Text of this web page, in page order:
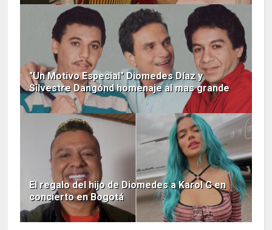
"Un Motivo Especial" Diomedes Díaz y
Silvestre Dangónd homenaje al mas grande
El regalo del hijo de Diomedes a Karol G en
concierto en Bogotá